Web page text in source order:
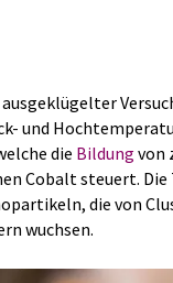
und
die Bildung von
Cobalt steuert.
die von
wuchsen.